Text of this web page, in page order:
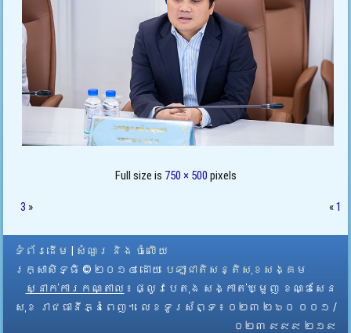
Full size is 750 × 500 pixels
3 » «1
ទំព័រដើម
សំណួរ និង ចំលើយ
រក្សាសិទ្ធិ © ២០១៤ ដោយ​ បេឡាជាតិសន្តិសុខសង្គម
ស្នាក់ការកណ្តាល ៖ ផ្លូវបេតុង សង្កាត់ឃ្មួញ ខណ្ឌសែន
សុខ រាជធានីភ្នំពេញ។ លេខទូរស័ព្ទ ៖ ០២៣ ២៦០ ០០១ /
០២៣ ៩៩៩ ២១៩